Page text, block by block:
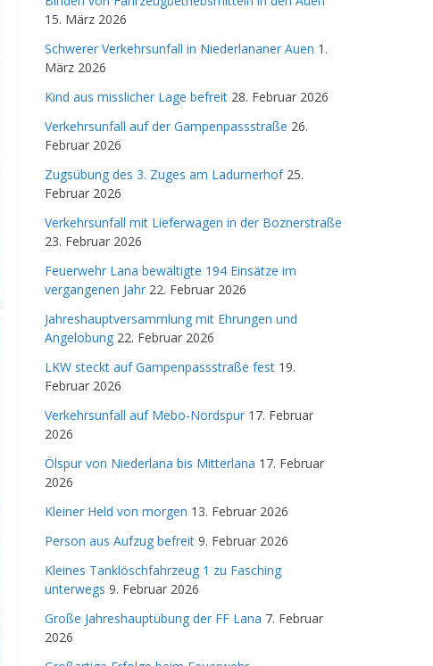
15. März 2026
Schwerer Verkehrsunfall in Niederlananer Auen 1.
März 2026
Kind aus misslicher Lage befreit 28. Februar 2026
Verkehrsunfall auf der Gampenpassstraße 26.
Februar 2026
Zugsübung des 3. Zuges am Ladurnerhof 25.
Februar 2026
Verkehrsunfall mit Lieferwagen in der Boznerstraße
23. Februar 2026
Feuerwehr Lana bewältigte 194 Einsätze im
vergangenen Jahr 22. Februar 2026
Jahreshauptversammlung mit Ehrungen und
Angelobung 22. Februar 2026
LKW steckt auf Gampenpassstraße fest 19.
Februar 2026
Verkehrsunfall auf Mebo-Nordspur 17. Februar
2026
Ölspur von Niederlana bis Mitterlana 17. Februar
2026
Kleiner Held von morgen 13. Februar 2026
Person aus Aufzug befreit 9. Februar 2026
Kleines Tanklöschfahrzeug 1 zu Fasching
unterwegs 9. Februar 2026
Große Jahreshauptübung der FF Lana 7. Februar
2026